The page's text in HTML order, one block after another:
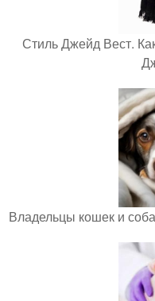
Стиль Джейд Вест.
Владельцы кошек и